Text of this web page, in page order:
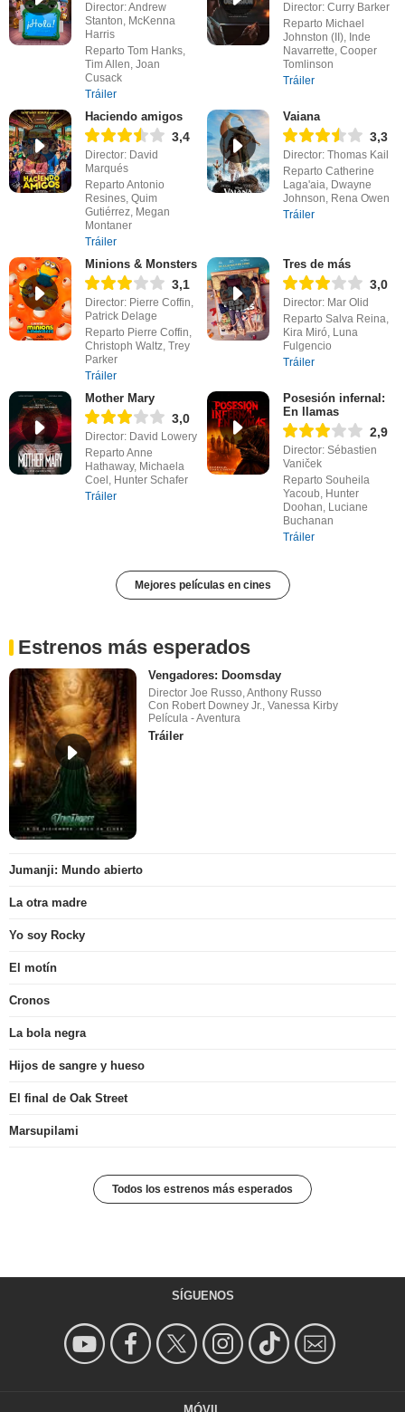
Director: Andrew
Stanton, McKenna
Harris
Reparto Tom Hanks,
Tim Allen, Joan
Cusack
Tráiler
Director: Curry Barker
Reparto Michael
Johnston (II), Inde
Navarrette, Cooper
Tomlinson
Tráiler
Haciendo amigos
3,4
Director: David
Marqués
Reparto Antonio
Resines, Quim
Gutiérrez, Megan
Montaner
Tráiler
Vaiana
3,3
Director: Thomas Kail
Reparto Catherine
Laga'aia, Dwayne
Johnson, Rena Owen
Tráiler
Minions & Monsters
3,1
Director: Pierre Coffin,
Patrick Delage
Reparto Pierre Coffin,
Christoph Waltz, Trey
Parker
Tráiler
Tres de más
3,0
Director: Mar Olid
Reparto Salva Reina,
Kira Miró, Luna
Fulgencio
Tráiler
Mother Mary
3,0
Director: David Lowery
Reparto Anne
Hathaway, Michaela
Coel, Hunter Schafer
Tráiler
Posesión infernal:
En llamas
2,9
Director: Sébastien
Vaniček
Reparto Souheila
Yacoub, Hunter
Doohan, Luciane
Buchanan
Tráiler
Mejores películas en cines
Estrenos más esperados
Vengadores: Doomsday
Director Joe Russo, Anthony Russo
Con Robert Downey Jr., Vanessa Kirby
Película - Aventura
Tráiler
Jumanji: Mundo abierto
La otra madre
Yo soy Rocky
El motín
Cronos
La bola negra
Hijos de sangre y hueso
El final de Oak Street
Marsupilami
Todos los estrenos más esperados
SÍGUENOS